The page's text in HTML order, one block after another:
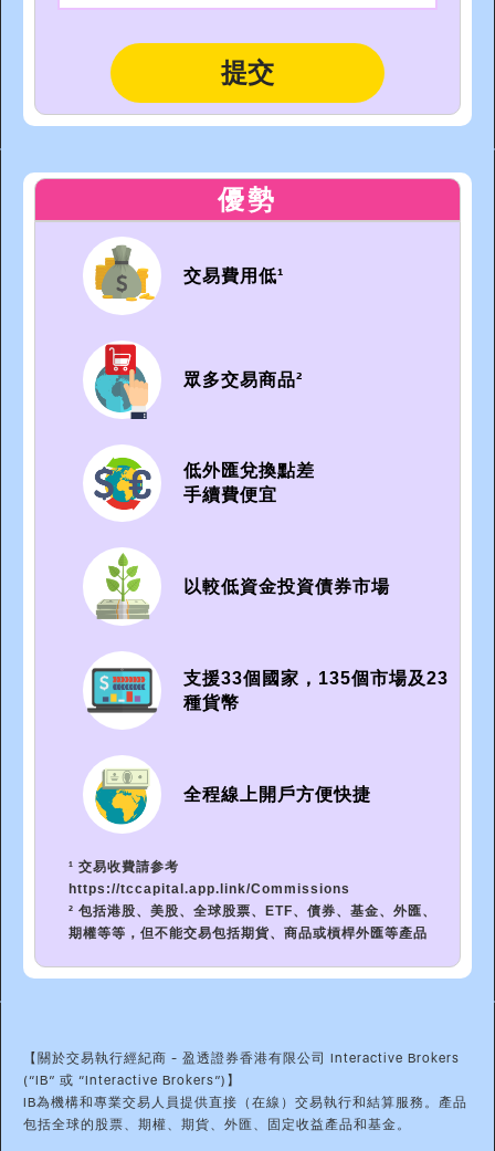
優勢
交易費用低¹
眾多交易商品²
低外匯兌換點差
手續費便宜
以較低資金投資債券市場
支援33個國家，135個市場及23
種貨幣
全程線上開戶方便快捷
¹ 交易收費請参考
https://tccapital.app.link/Commissions
² 包括港股、美股、全球股票、ETF、債券、基金、外匯、
期權等等，但不能交易包括期貨、商品或槓桿外匯等產品
【關於交易執行經紀商 - 盈透證券香港有限公司 Interactive Brokers
(“IB” 或 “Interactive Brokers”)】
IB為機構和專業交易人員提供直接（在線）交易執行和結算服務。產品
包括全球的股票、期權、期貨、外匯、固定收益產品和基金。